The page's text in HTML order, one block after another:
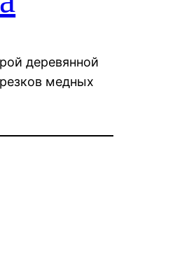
деревянной
медных